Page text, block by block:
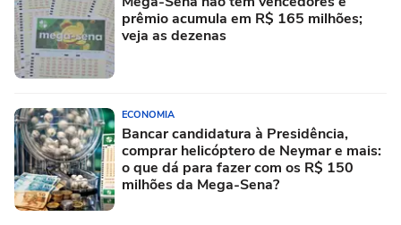
prêmio acumula em R$ 165 milhões;
veja as dezenas
ECONOMIA
Bancar candidatura à Presidência,
comprar helicóptero de Neymar e mais:
o que dá para fazer com os R$ 150
milhões da Mega-Sena?